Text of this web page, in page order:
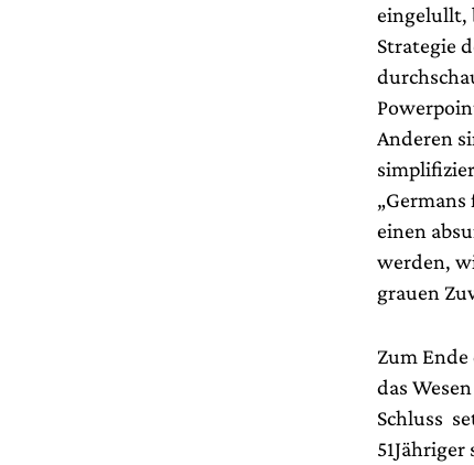
eingelullt,
Strategie
Anderen
einen
werden,
grauen
Zum
das
Schluss